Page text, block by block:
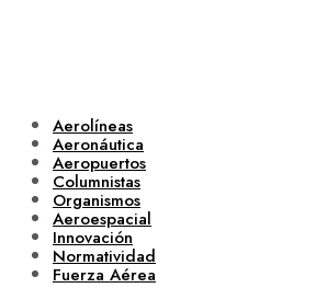
Aerolíneas
Aeronáutica
Aeropuertos
Columnistas
Organismos
Aeroespacial
Innovación
Normatividad
Fuerza Aérea